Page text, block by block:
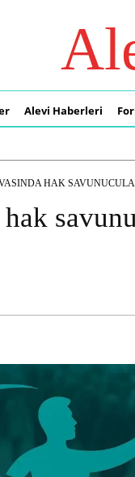
Alevi Haberleri
HAK